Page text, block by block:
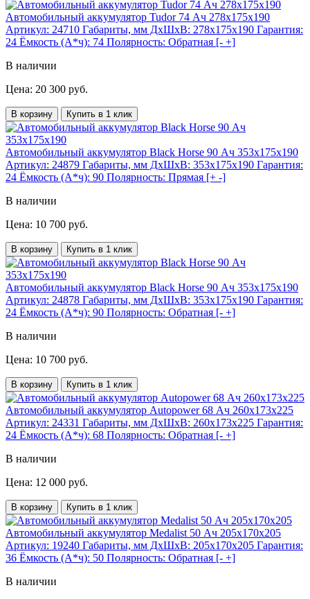
Автомобильный аккумулятор Tudor 74 Ач 278x175x190
Артикул: 24710 Габариты, мм ДхШхВ: 278x175x190 Гарантия:
24 Ёмкость (А*ч): 74 Полярность: Обратная [- +]
В наличии
Цена: 20 300 руб.
В корзину Купить в 1 клик
Автомобильный аккумулятор Black Horse 90 Ач 353x175x190
Артикул: 24879 Габариты, мм ДхШхВ: 353x175x190 Гарантия:
24 Ёмкость (А*ч): 90 Полярность: Прямая [+ -]
В наличии
Цена: 10 700 руб.
В корзину Купить в 1 клик
Автомобильный аккумулятор Black Horse 90 Ач 353x175x190
Артикул: 24878 Габариты, мм ДхШхВ: 353x175x190 Гарантия:
24 Ёмкость (А*ч): 90 Полярность: Обратная [- +]
В наличии
Цена: 10 700 руб.
В корзину Купить в 1 клик
Автомобильный аккумулятор Autopower 68 Ач 260x173x225
Артикул: 24331 Габариты, мм ДхШхВ: 260x173x225 Гарантия:
24 Ёмкость (А*ч): 68 Полярность: Обратная [- +]
В наличии
Цена: 12 000 руб.
В корзину Купить в 1 клик
Автомобильный аккумулятор Medalist 50 Ач 205x170x205
Артикул: 19240 Габариты, мм ДхШхВ: 205x170x205 Гарантия:
36 Ёмкость (А*ч): 50 Полярность: Обратная [- +]
В наличии